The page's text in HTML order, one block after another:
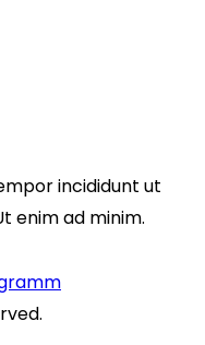
incididunt ut
enim ad minim.